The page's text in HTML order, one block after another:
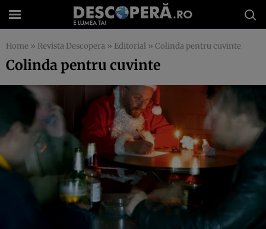
Home » Revista Descopera » Editorial » Colinda pentru cuvinte
Colinda pentru cuvinte